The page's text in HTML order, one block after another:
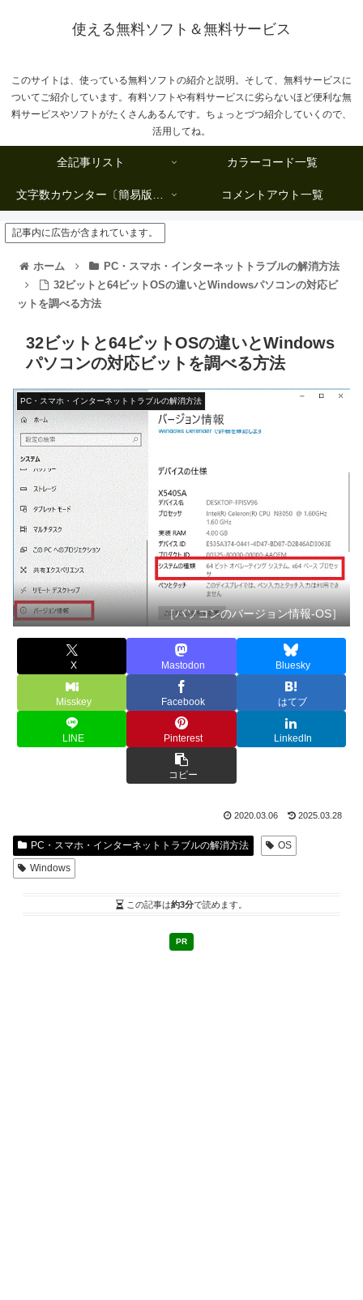
使える無料ソフト＆無料サービス
このサイトは、使っている無料ソフトの紹介と説明。そして、無料サービスに
ついてご紹介しています。有料ソフトや有料サービスに劣らないほど便利な無
料サービスやソフトがたくさんあるんです。ちょっとづつ紹介していくので、
活用してね。
全記事リスト カラーコード一覧
文字数カウンター〔簡易版複数行タイプ〕 コメントアウト一覧
記事内に広告が含まれています。
ホーム
PC・スマホ・インターネットトラブルの解消方法
32ビットと64ビットOSの違いとWindowsパソコンの対応ビ
ットを調べる方法
32ビットと64ビットOSの違いとWindows
パソコンの対応ビットを調べる方法
PC・スマホ・インターネットトラブルの解消方法
［パソコンのバージョン情報-OS］
X Mastodon Bluesky
Misskey Facebook はてブ
LINE Pinterest LinkedIn
コピー
2020.03.06 2025.03.28
PC・スマホ・インターネットトラブルの解消方法
OS
Windows
この記事は約3分で読めます。
PR